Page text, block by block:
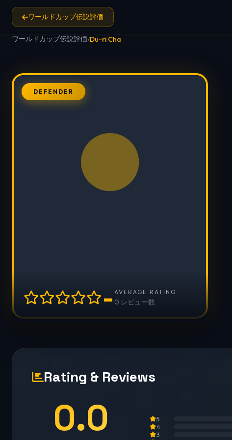
ワールドカップ伝説評価
ワールドカップ伝説評価/Du-ri Cha
DEFENDER
- AVERAGE RATING
0 レビュー数
Rating & Reviews
0.0 5
4
3